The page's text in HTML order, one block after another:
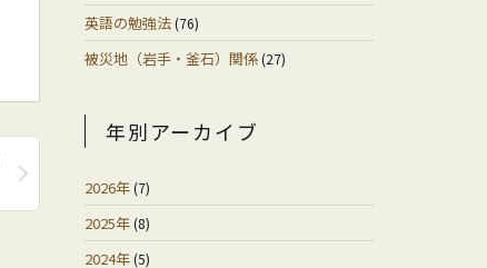
英語の勉強法(76)
被災地（岩手・釜石）関係(27)
年別アーカイブ
2026年(7)
2025年(8)
2024年(5)